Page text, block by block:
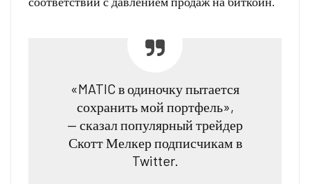
«MATIC в одиночку пытается
сохранить мой портфель»,
— сказал популярный трейдер
Скотт Мелкер подписчикам в
Twitter.